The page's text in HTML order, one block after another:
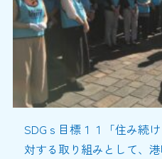
SDGｓ目標１１「住み続
対する取り組みとして、